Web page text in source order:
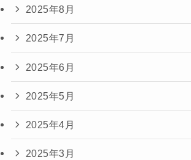
2025年8月
2025年7月
2025年6月
2025年5月
2025年4月
2025年3月